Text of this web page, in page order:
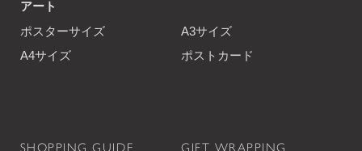
アート
ポスターサイズ
A3サイズ
A4サイズ
ポストカード
SHOPPING GUIDE
GIFT WRAPPING